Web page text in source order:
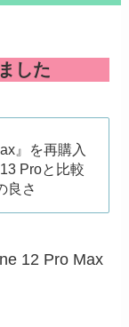
した
』を再購入
Proと比較
良さ
12 Pro Max